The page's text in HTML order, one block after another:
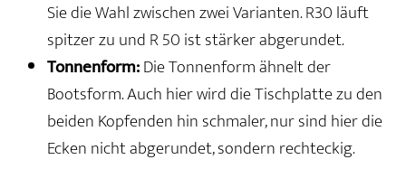
Sie die Wahl zwischen zwei Varianten. R30 läuft
spitzer zu und R 50 ist stärker abgerundet.
Tonnenform:Die Tonnenform ähnelt der
Bootsform. Auch hier wird die Tischplatte zu den
beiden Kopfenden hin schmaler, nur sind hier die
Ecken nicht abgerundet, sondern rechteckig.